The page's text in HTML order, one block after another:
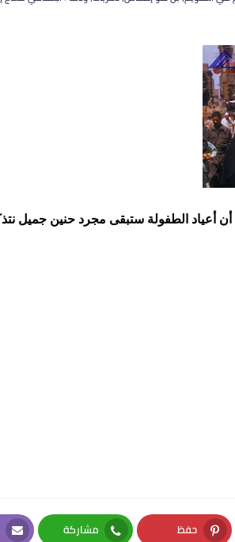
أن أعياد الطفولة ستبقى مجرد حنين جميل
حفظ مشاركة